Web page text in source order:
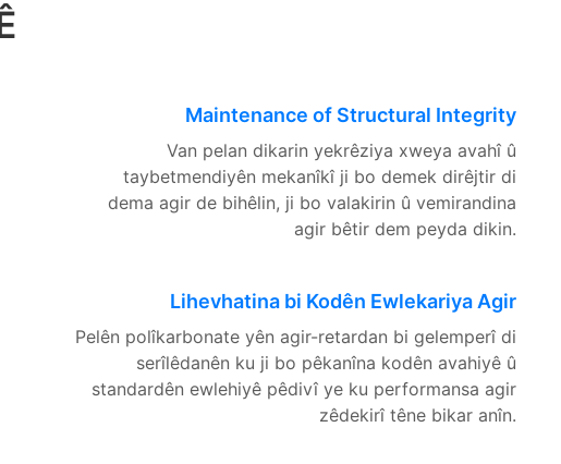
Maintenance of Structural Integrity
Van pelan dikarin yekrêziya xweya avahî û
taybetmendiyên mekanîkî ji bo demek dirêjtir di
dema agir de bihêlin, ji bo valakirin û vemirandina
agir bêtir dem peyda dikin.
Lihevhatina bi Kodên Ewlekariya Agir
Pelên polîkarbonate yên agir-retardan bi gelemperî di
serîlêdanên ku ji bo pêkanîna kodên avahiyê û
standardên ewlehiyê pêdivî ye ku performansa agir
zêdekirî têne bikar anîn.